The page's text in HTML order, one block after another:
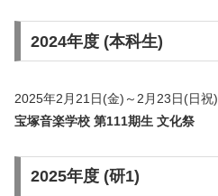
2024年度 (本科生)
2025年2月21日(金)～2月23日(日祝)
宝塚音楽学校 第111期生 文化祭
2025年度 (研1)